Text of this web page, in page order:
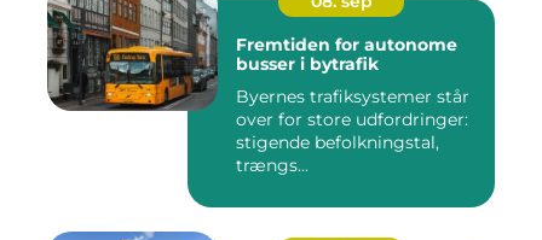
Fremtiden for autonome
busser i bytrafik
Byernes trafiksystemer står
over for store udfordringer:
stigende befolkningstal,
trængs...